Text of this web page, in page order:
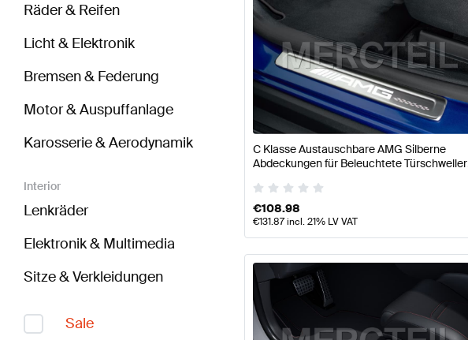
Räder & Reifen
Licht & Elektronik
Bremsen & Federung
Motor & Auspuffanlage
Karosserie & Aerodynamik
Interior
Lenkräder
Elektronik & Multimedia
Sitze & Verkleidungen
Sale
C Klasse Austauschbare AMG Silberne
Abdeckungen für Beleuchtete Türschweller
€108.98
€131.87incl. 21% LV VAT